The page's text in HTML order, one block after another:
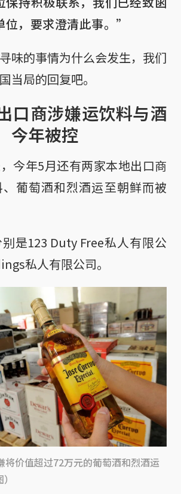
位，要求澄清此事。”
味的事情为什么会发生，我们
当局的回复吧。
口商涉嫌运饮料与酒
年被控
今年5月还有两家本地出口商
葡萄酒和烈酒运至朝鲜而被
是123 Duty Free私人有限公
私人有限公司。
价值超过72万元的葡萄酒和烈酒运